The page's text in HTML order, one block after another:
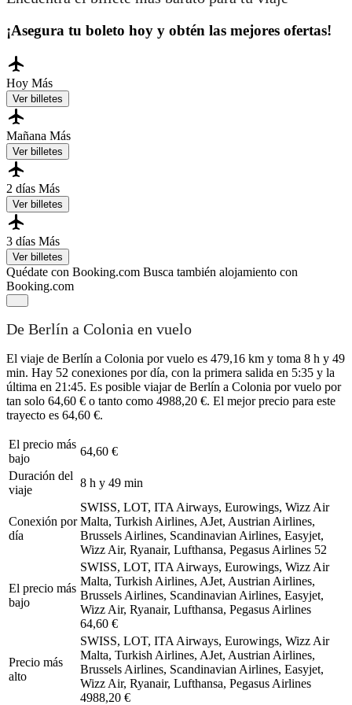
¡Asegura tu boleto hoy y obtén las mejores ofertas!
Hoy Más
Ver billetes
Mañana Más
Ver billetes
2 días Más
Ver billetes
3 días Más
Ver billetes
Quédate con Booking.com Busca también alojamiento con
Booking.com
De Berlín a Colonia en vuelo
El viaje de Berlín a Colonia por vuelo es 479,16 km y toma 8 h y 49
min. Hay 52 conexiones por día, con la primera salida en 5:35 y la
última en 21:45. Es posible viajar de Berlín a Colonia por vuelo por
tan solo 64,60 € o tanto como 4988,20 €. El mejor precio para este
trayecto es 64,60 €.
El precio más
bajo
64,60 €
Duración del
viaje
8 h y 49 min
Conexión por
día
SWISS, LOT, ITA Airways, Eurowings, Wizz Air
Malta, Turkish Airlines, AJet, Austrian Airlines,
Brussels Airlines, Scandinavian Airlines, Easyjet,
Wizz Air, Ryanair, Lufthansa, Pegasus Airlines 52
El precio más
bajo
SWISS, LOT, ITA Airways, Eurowings, Wizz Air
Malta, Turkish Airlines, AJet, Austrian Airlines,
Brussels Airlines, Scandinavian Airlines, Easyjet,
Wizz Air, Ryanair, Lufthansa, Pegasus Airlines
64,60 €
Precio más
alto
SWISS, LOT, ITA Airways, Eurowings, Wizz Air
Malta, Turkish Airlines, AJet, Austrian Airlines,
Brussels Airlines, Scandinavian Airlines, Easyjet,
Wizz Air, Ryanair, Lufthansa, Pegasus Airlines
4988,20 €